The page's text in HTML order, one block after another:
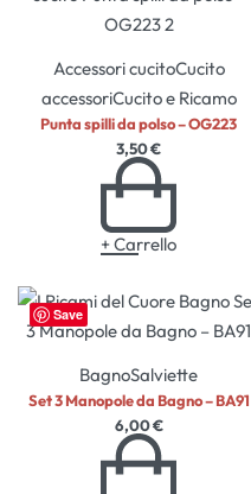
Accessori cucitoCucito
accessoriCucito e Ricamo
Punta spilli da polso – OG223
3,50€
+ Carrello
Save
BagnoSalviette
Set 3 Manopole da Bagno – BA91
6,00€